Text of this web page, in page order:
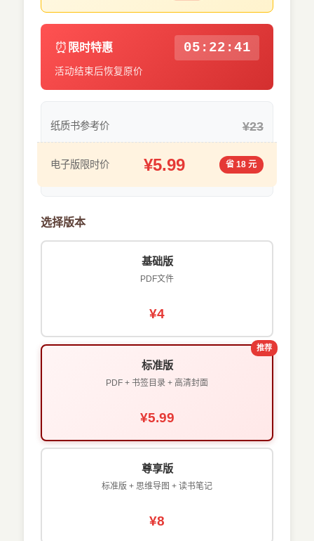
⏰ 限时特惠 05:22:40
活动结束后恢复原价
纸质书参考价 ¥23
电子版限时价 ¥5.99 省 18 元
选择版本
基础版
PDF文件
¥4
推荐
标准版
PDF + 书签目录 + 高清封面
¥5.99
尊享版
标准版 + 思维导图 + 读书笔记
¥8